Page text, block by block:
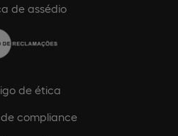
de assédio
de ética
compliance